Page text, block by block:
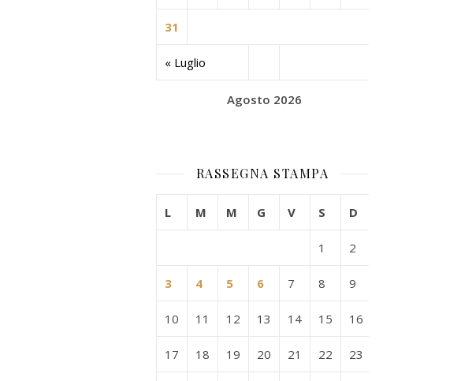
Agosto 2026
« Luglio
31
RASSEGNA STAMPA
L M M G V S D
1 2
3 4 5 6 7 8 9
10 11 12 13 14 15 16
17 18 19 20 21 22 23